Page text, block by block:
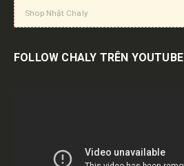
Shop Nhật Chaly
FOLLOW CHALY TRÊN YOUTUBE